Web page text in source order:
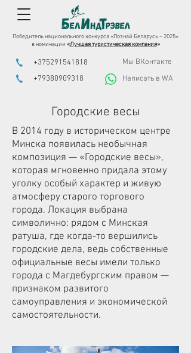
Победитель национального конкурса «Познай Беларусь – 2025»
в номинации «Лучшая туристическая компания»
+375291541818
Мы ВКонтакте
+79380909318
Написать в WA
Городские весы
В 2014 году в историческом центре
Минска появилась необычная
композиция — «Городские весы»,
которая мгновенно придала этому
уголку особый характер и живую
атмосферу старого торгового
города. Локация выбрана
символично: рядом с Минская
ратуша, где когда-то вершились
городские дела, ведь собственные
официальные весы имели только
города с Магдебургским правом —
признаком развитого
самоуправления и экономической
самостоятельности.